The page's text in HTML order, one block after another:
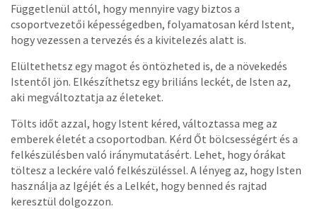
Függetlenül attól, hogy mennyire vagy biztos a
csoportvezetői képességedben, folyamatosan kérd Istent,
hogy vezessen a tervezés és a kivitelezés alatt is.
Elültethetsz egy magot és öntözheted is, de a növekedés
Istentől jön. Elkészíthetsz egy briliáns leckét, de Isten az,
aki megváltoztatja az életeket.
Tölts időt azzal, hogy Istent kéred, változtassa meg az
emberek életét a csoportodban. Kérd Őt bölcsességért és a
felkészülésben való iránymutatásért. Lehet, hogy órákat
töltesz a leckére való felkészüléssel. A lényeg az, hogy Isten
használja az Igéjét és a Lelkét, hogy benned és rajtad
keresztül dolgozzon.